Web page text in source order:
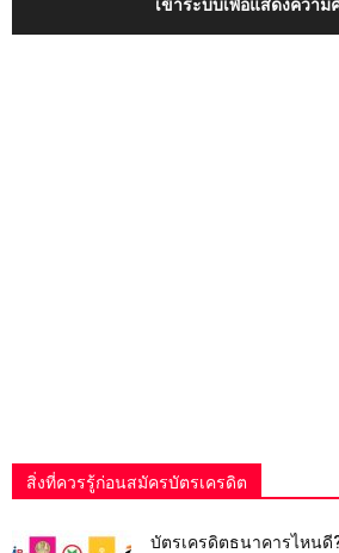
เข้าระบบเพื่อแสดงความ
สิ่งที่ควรรู้ก่อนสมัครบัตรเครดิต
บัตรเครดิตธนาคารไหนดี